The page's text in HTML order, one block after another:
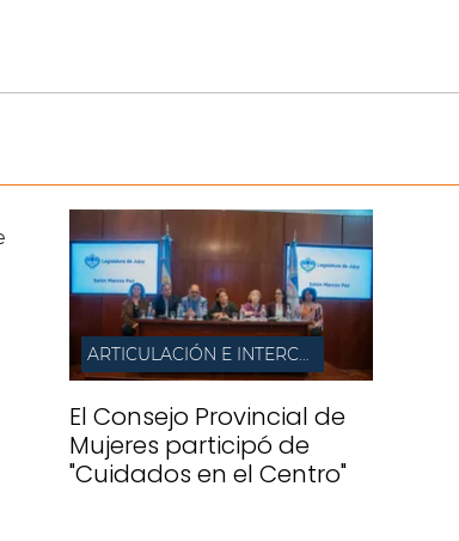
ARTICULACIÓN E INTERCAMBIO
El Consejo Provincial de
Mujeres participó de
"Cuidados en el Centro"